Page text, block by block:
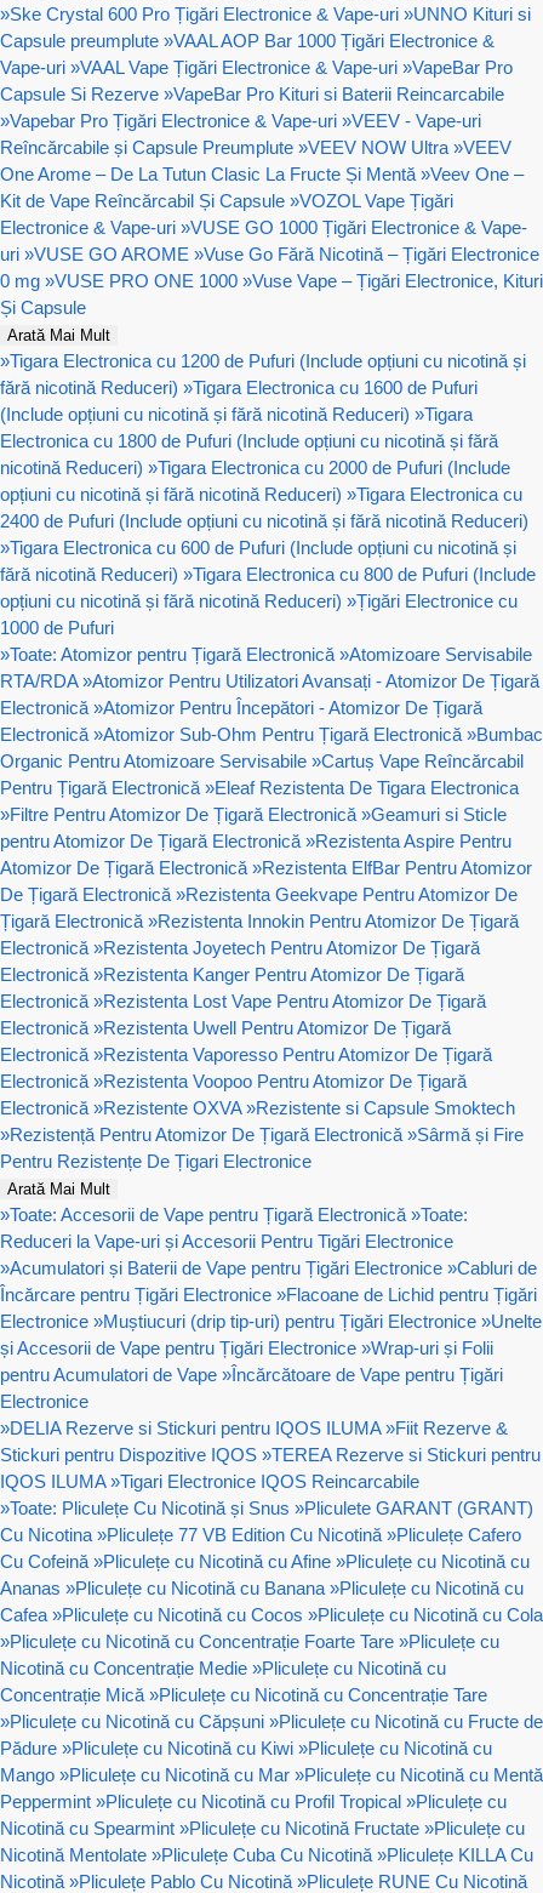
»Ske Crystal 600 Pro Țigări Electronice & Vape-uri »UNNO Kituri si
Capsule preumplute »VAAL AOP Bar 1000 Țigări Electronice &
Vape-uri »VAAL Vape Țigări Electronice & Vape-uri »VapeBar Pro
Capsule Si Rezerve »VapeBar Pro Kituri si Baterii Reincarcabile
»Vapebar Pro Țigări Electronice & Vape-uri »VEEV - Vape-uri
Reîncărcabile și Capsule Preumplute »VEEV NOW Ultra »VEEV
One Arome – De La Tutun Clasic La Fructe Și Mentă »Veev One –
Kit de Vape Reîncărcabil Și Capsule »VOZOL Vape Țigări
Electronice & Vape-uri »VUSE GO 1000 Țigări Electronice & Vape-
uri »VUSE GO AROME »Vuse Go Fără Nicotină – Țigări Electronice
0 mg »VUSE PRO ONE 1000 »Vuse Vape – Țigări Electronice, Kituri
Și Capsule
Arată Mai Mult
»Tigara Electronica cu 1200 de Pufuri (Include opțiuni cu nicotină și
fără nicotină Reduceri) »Tigara Electronica cu 1600 de Pufuri
(Include opțiuni cu nicotină și fără nicotină Reduceri) »Tigara
Electronica cu 1800 de Pufuri (Include opțiuni cu nicotină și fără
nicotină Reduceri) »Tigara Electronica cu 2000 de Pufuri (Include
opțiuni cu nicotină și fără nicotină Reduceri) »Tigara Electronica cu
2400 de Pufuri (Include opțiuni cu nicotină și fără nicotină Reduceri)
»Tigara Electronica cu 600 de Pufuri (Include opțiuni cu nicotină și
fără nicotină Reduceri) »Tigara Electronica cu 800 de Pufuri (Include
opțiuni cu nicotină și fără nicotină Reduceri) »Țigări Electronice cu
1000 de Pufuri
»Toate: Atomizor pentru Țigară Electronică »Atomizoare Servisabile
RTA/RDA »Atomizor Pentru Utilizatori Avansați - Atomizor De Țigară
Electronică »Atomizor Pentru Începători - Atomizor De Țigară
Electronică »Atomizor Sub-Ohm Pentru Țigară Electronică »Bumbac
Organic Pentru Atomizoare Servisabile »Cartuș Vape Reîncărcabil
Pentru Țigară Electronică »Eleaf Rezistenta De Tigara Electronica
»Filtre Pentru Atomizor De Țigară Electronică »Geamuri si Sticle
pentru Atomizor De Țigară Electronică »Rezistenta Aspire Pentru
Atomizor De Țigară Electronică »Rezistenta ElfBar Pentru Atomizor
De Țigară Electronică »Rezistenta Geekvape Pentru Atomizor De
Țigară Electronică »Rezistenta Innokin Pentru Atomizor De Țigară
Electronică »Rezistenta Joyetech Pentru Atomizor De Țigară
Electronică »Rezistenta Kanger Pentru Atomizor De Țigară
Electronică »Rezistenta Lost Vape Pentru Atomizor De Țigară
Electronică »Rezistenta Uwell Pentru Atomizor De Țigară
Electronică »Rezistenta Vaporesso Pentru Atomizor De Țigară
Electronică »Rezistenta Voopoo Pentru Atomizor De Țigară
Electronică »Rezistente OXVA »Rezistente si Capsule Smoktech
»Rezistență Pentru Atomizor De Țigară Electronică »Sârmă și Fire
Pentru Rezistențe De Țigari Electronice
Arată Mai Mult
»Toate: Accesorii de Vape pentru Țigară Electronică »Toate:
Reduceri la Vape-uri și Accesorii Pentru Tigări Electronice
»Acumulatori și Baterii de Vape pentru Țigări Electronice »Cabluri de
Încărcare pentru Țigări Electronice »Flacoane de Lichid pentru Țigări
Electronice »Muștiucuri (drip tip-uri) pentru Țigări Electronice »Unelte
și Accesorii de Vape pentru Țigări Electronice »Wrap-uri și Folii
pentru Acumulatori de Vape »Încărcătoare de Vape pentru Țigări
Electronice
»DELIA Rezerve si Stickuri pentru IQOS ILUMA »Fiit Rezerve &
Stickuri pentru Dispozitive IQOS »TEREA Rezerve si Stickuri pentru
IQOS ILUMA »Tigari Electronice IQOS Reincarcabile
»Toate: Pliculețe Cu Nicotină și Snus »Pliculete GARANT (GRANT)
Cu Nicotina »Pliculețe 77 VB Edition Cu Nicotină »Pliculețe Cafero
Cu Cofeină »Pliculețe cu Nicotină cu Afine »Pliculețe cu Nicotină cu
Ananas »Pliculețe cu Nicotină cu Banana »Pliculețe cu Nicotină cu
Cafea »Pliculețe cu Nicotină cu Cocos »Pliculețe cu Nicotină cu Cola
»Pliculețe cu Nicotină cu Concentrație Foarte Tare »Pliculețe cu
Nicotină cu Concentrație Medie »Pliculețe cu Nicotină cu
Concentrație Mică »Pliculețe cu Nicotină cu Concentrație Tare
»Pliculețe cu Nicotină cu Căpșuni »Pliculețe cu Nicotină cu Fructe de
Pădure »Pliculețe cu Nicotină cu Kiwi »Pliculețe cu Nicotină cu
Mango »Pliculețe cu Nicotină cu Mar »Pliculețe cu Nicotină cu Mentă
Peppermint »Pliculețe cu Nicotină cu Profil Tropical »Pliculețe cu
Nicotină cu Spearmint »Pliculețe cu Nicotină Fructate »Pliculețe cu
Nicotină Mentolate »Pliculețe Cuba Cu Nicotină »Pliculețe KILLA Cu
Nicotină »Pliculețe Pablo Cu Nicotină »Pliculețe RUNE Cu Nicotină